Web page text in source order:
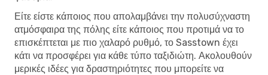
Είτε είστε κάποιος που απολαμβάνει την πολυσύχναστη
ατμόσφαιρα της πόλης είτε κάποιος που προτιμά να το
επισκέπτεται με πιο χαλαρό ρυθμό, το Sasstown έχει
κάτι να προσφέρει για κάθε τύπο ταξιδιώτη. Ακολουθούν
μερικές ιδέες για δραστηριότητες που μπορείτε να